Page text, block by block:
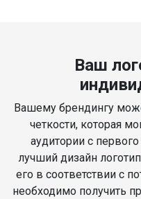
Ваш
Вашему брендингу
четкости, которая
аудитории с
лучший дизайн
его в соответствии с
необходимо получить